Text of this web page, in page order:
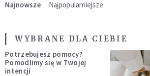
Najnowsze Najpopularniejsze
WYBRANE DLA CIEBIE
Potrzebujesz pomocy?
Pomodlimy się w Twojej
intencji